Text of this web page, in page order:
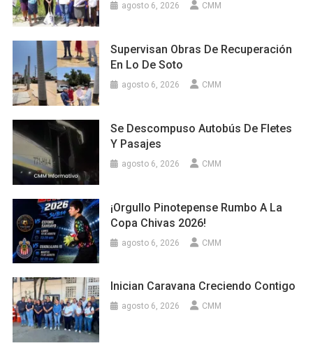
agosto 6, 2026 CMM
Supervisan Obras De Recuperación
En Lo De Soto
agosto 6, 2026 CMM
Se Descompuso Autobús De Fletes
Y Pasajes
agosto 6, 2026 CMM
¡Orgullo Pinotepense Rumbo A La
Copa Chivas 2026!
agosto 6, 2026 CMM
Inician Caravana Creciendo Contigo
agosto 6, 2026 CMM